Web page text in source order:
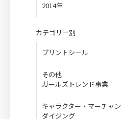
2014年
カテゴリー別
プリントシール
その他
ガールズトレンド事業
キャラクター・マーチャン
ダイジング